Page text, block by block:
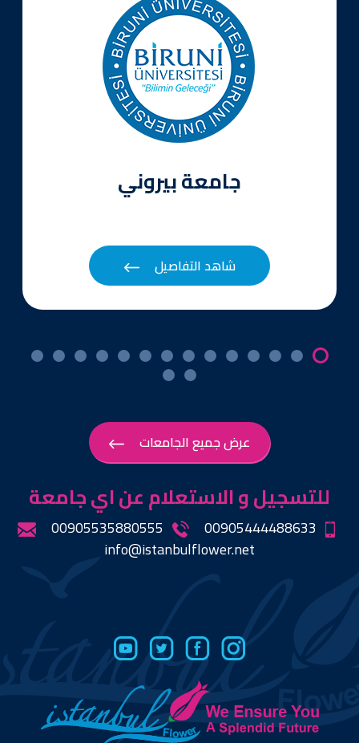
جامعة بيروني
شاهد التفاصيل
عرض جميع الجامعات
للتسجيل و الاستعلام عن اي جامعة
00905444488633
00905535880555
info@istanbulflower.net